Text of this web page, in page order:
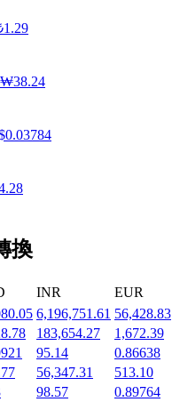
值
1.29
₩38.24
0.03784
換
INR EUR
6,196,751.61 56,428.83
183,654.27 1,672.39
95.14 0.86638
56,347.31 513.10
98.57 0.89764